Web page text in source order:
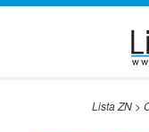
Lista ZN >